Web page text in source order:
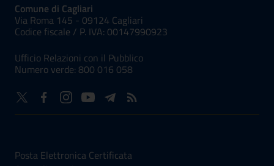
Comune di Cagliari
Via Roma 145 - 09124 Cagliari
Codice fiscale / P. IVA: 00147990923
Ufficio Relazioni con il Pubblico
Numero verde: 800 016 058
Posta Elettronica Certificata